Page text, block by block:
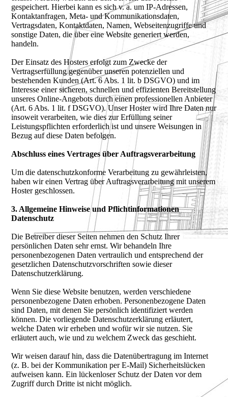
gespeichert. Hierbei kann es sich v. a. um IP-Adressen,
Kontaktanfragen, Meta- und Kommunikationsdaten,
Vertragsdaten, Kontaktdaten, Namen, Webseitenzugriffe und
sonstige Daten, die über eine Website generiert werden,
handeln.
Der Einsatz des Hosters erfolgt zum Zwecke der
Vertragserfüllung gegenüber unseren potenziellen und
bestehenden Kunden (Art. 6 Abs. 1 lit. b DSGVO) und im
Interesse einer sicheren, schnellen und effizienten Bereitstellung
unseres Online-Angebots durch einen professionellen Anbieter
(Art. 6 Abs. 1 lit. f DSGVO). Unser Hoster wird Ihre Daten nur
insoweit verarbeiten, wie dies zur Erfüllung seiner
Leistungspflichten erforderlich ist und unsere Weisungen in
Bezug auf diese Daten befolgen.
Abschluss eines Vertrages über Auftragsverarbeitung
Um die datenschutzkonforme Verarbeitung zu gewährleisten,
haben wir einen Vertrag über Auftragsverarbeitung mit unserem
Hoster geschlossen.
3. Allgemeine Hinweise und Pflichtinformationen
Datenschutz
Die Betreiber dieser Seiten nehmen den Schutz Ihrer
persönlichen Daten sehr ernst. Wir behandeln Ihre
personenbezogenen Daten vertraulich und entsprechend der
gesetzlichen Datenschutzvorschriften sowie dieser
Datenschutzerklärung.
Wenn Sie diese Website benutzen, werden verschiedene
personenbezogene Daten erhoben. Personenbezogene Daten
sind Daten, mit denen Sie persönlich identifiziert werden
können. Die vorliegende Datenschutzerklärung erläutert,
welche Daten wir erheben und wofür wir sie nutzen. Sie
erläutert auch, wie und zu welchem Zweck das geschieht.
Wir weisen darauf hin, dass die Datenübertragung im Internet
(z. B. bei der Kommunikation per E-Mail) Sicherheitslücken
aufweisen kann. Ein lückenloser Schutz der Daten vor dem
Zugriff durch Dritte ist nicht möglich.